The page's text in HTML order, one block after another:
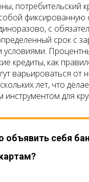
потребительский
фиксированную
с
срок с
кредиты, как
варьироваться от
лет, что
инструментом для
объявить себя